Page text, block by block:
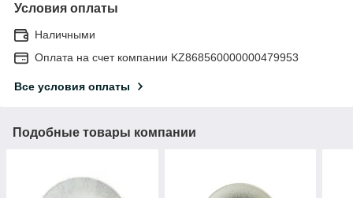
Условия оплаты
Наличными
Оплата на счет компании KZ868560000000479953
Все условия оплаты
Подобные товары компании